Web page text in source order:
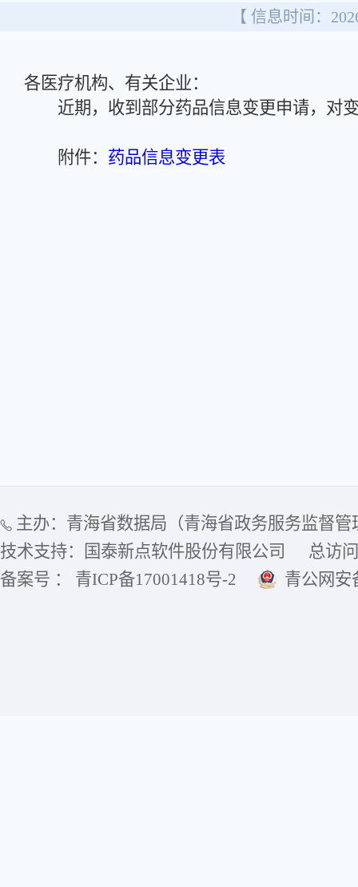
【 信息时间：
各医疗机构、有关企业：
近期，收到部分药品信息变更申请，对
附件： 药品信息变更表
主办：青海省数据局（青海省政务服务监督管
技术支持：国泰新点软件股份有限公司
总访
备案号 ： 青ICP备17001418号-2
青公网安